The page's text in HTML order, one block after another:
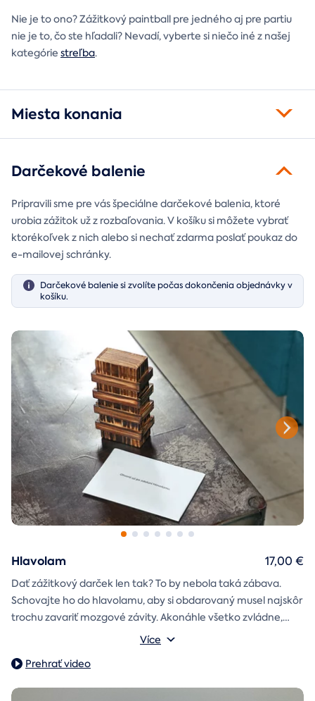
Nie je to ono? Zážitkový paintball pre jedného aj pre partiu
nie je to, čo ste hľadali? Nevadí, vyberte si niečo iné z našej
kategórie streľba.
Miesta konania
Darčekové balenie
Pripravili sme pre vás špeciálne darčekové balenia, ktoré
urobia zážitok už z rozbaľovania. V košíku si môžete vybrať
ktorékoľvek z nich alebo si nechať zdarma poslať poukaz do
e-mailovej schránky.
Darčekové balenie si zvolíte počas dokončenia objednávky v
košíku.
Hlavolam
Dať zážitkový darček len tak? To by nebola taká zábava.
Schovajte ho do hlavolamu, aby si obdarovaný musel najskôr
trochu zavariť mozgové závity. Akonáhle všetko zvládne,
objaví poukaz na zážitok i s vašim venováním.
Vonkajšie rozmery: 15,5 × 8,5 × 5 cm
Více
17,00 €
Prehrať video